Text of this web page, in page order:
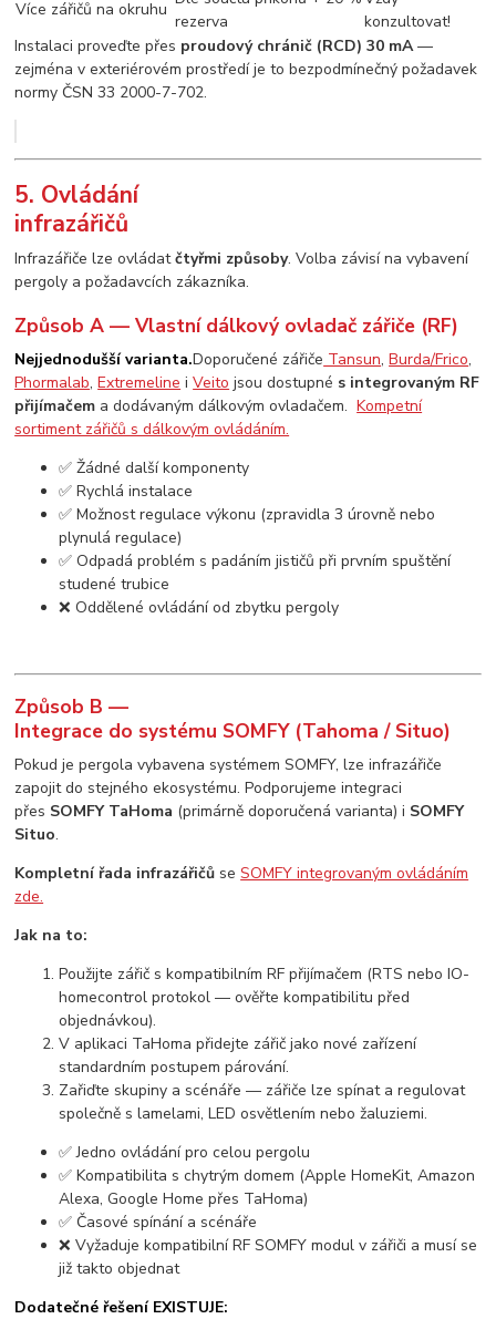
Více zářičů na okruhu
rezerva
konzultovat!
Instalaci proveďte přes proudový chránič (RCD) 30 mA—
zejména v exteriérovém prostředí je to bezpodmínečný požadavek
normy ČSN 33 2000-7-702.
5. Ovládání
infrazářičů
Infrazářiče lze ovládatčtyřmi způsoby. Volba závisí na vybavení
pergoly a požadavcích zákazníka.
Způsob A — Vlastní dálkový ovladač zářiče (RF)
Nejjednodušší varianta.Doporučené zářiče Tansun,Burda/Frico,
Phormalab,Extremeline iVeito jsou dostupné s integrovaným RF
přijímačem a dodávaným dálkovým ovladačem.Kompetní
sortiment zářičů s dálkovým ovládáním.
✅ Žádné další komponenty
✅ Rychlá instalace
✅ Možnost regulace výkonu (zpravidla 3 úrovně nebo
plynulá regulace)
✅ Odpadá problém s padáním jističů při prvním spuštění
studené trubice
❌ Oddělené ovládání od zbytku pergoly
Způsob B —
Integrace do systému SOMFY (Tahoma / Situo)
Pokud je pergola vybavena systémem SOMFY, lze infrazářiče
zapojit do stejného ekosystému. Podporujeme integraci
přes SOMFY TaHoma (primárně doporučená varianta) i SOMFY
Situo.
Kompletní řada infrazářičů seSOMFY integrovaným ovládáním
zde.
Jak na to:
Použijte zářič s kompatibilním RF přijímačem (RTS nebo IO-
homecontrol protokol — ověřte kompatibilitu před
objednávkou).
V aplikaci TaHoma přidejte zářič jako nové zařízení
standardním postupem párování.
Zařiďte skupiny a scénáře — zářiče lze spínat a regulovat
společně s lamelami, LED osvětlením nebo žaluziemi.
✅ Jedno ovládání pro celou pergolu
✅ Kompatibilita s chytrým domem (Apple HomeKit, Amazon
Alexa, Google Home přes TaHoma)
✅ Časové spínání a scénáře
❌ Vyžaduje kompatibilní RF SOMFY modul v zářiči a musí se
již takto objednat
Dodatečné řešení EXISTUJE: